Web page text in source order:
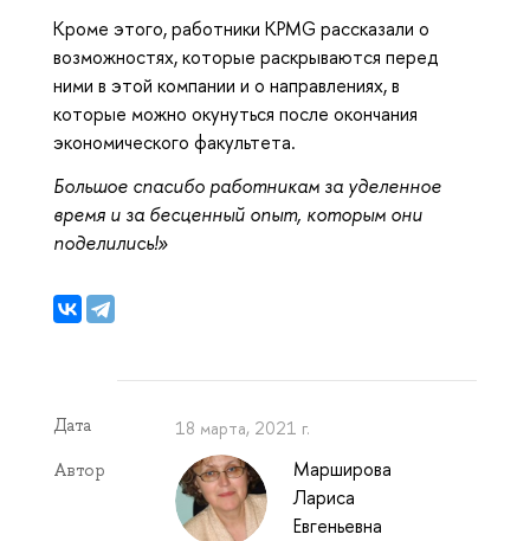
Кроме этого, работники KPMG рассказали о
возможностях, которые раскрываются перед
ними в этой компании и о направлениях, в
которые можно окунуться после окончания
экономического факультета.
Большое спасибо работникам за уделенное
время и за бесценный опыт, которым они
поделились!»
Дата 18 марта, 2021 г.
Автор
Марширова
Лариса
Евгеньевна